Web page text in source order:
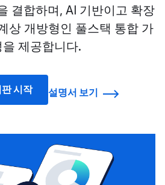
결합하며, AI 기반이고 확장
상 개방형인 풀스택 통합 가
을 제공합니다.
시작 설명서 보기